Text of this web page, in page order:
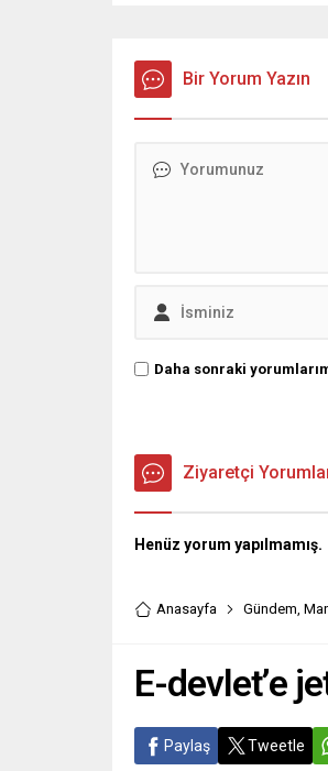
Bir Yorum Yazın
Daha sonraki
Ziyaretçi
Henüz yorum yapılmamış.
Anasayfa Gündem,
E-devlet’e
Paylaş Tweetle